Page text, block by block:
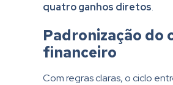
quatro ganhos diretos.
Padronização do
financeiro
Com regras claras, o ciclo